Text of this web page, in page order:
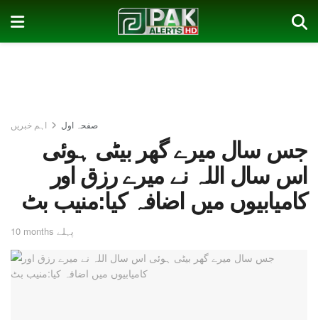
صفحہ اول اہم خبریں
جس سال میرے گھر بیٹی ہوئی
اس سال اللہ نے میرے رزق اور
کامیابیوں میں اضافہ کیا:منیب بٹ
10 months پہلے